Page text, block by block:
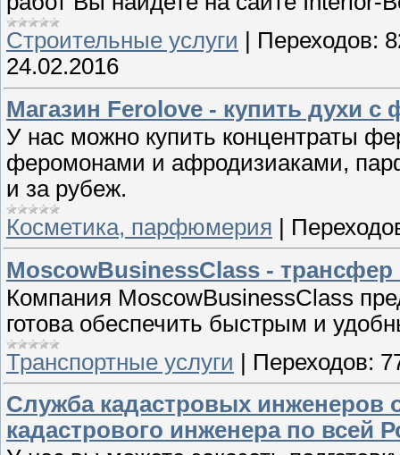
Строительные услуги
Переходов:
24.02.2016
Магазин Ferolove - купить духи
У нас можно купить концентраты
феромонами и афродизиаками,
и за рубеж.
Косметика, парфюмерия
MoscowBusinessClass -
Компания MoscowBusinessClass
готова обеспечить быстрым и
Транспортные услуги | Переходов:
Служба кадастровых инженеров
кадастрового инженера по всей